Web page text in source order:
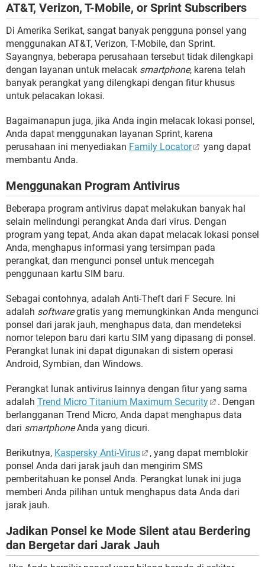
AT&T, Verizon, T-Mobile, or Sprint Subscribers
Di Amerika Serikat, sangat banyak pengguna ponsel yang
menggunakan AT&T, Verizon, T-Mobile, dan Sprint.
Sayangnya, beberapa perusahaan tersebut tidak dilengkapi
dengan layanan untuk melacak smartphone, karena telah
banyak perangkat yang dilengkapi dengan fitur khusus
untuk pelacakan lokasi.
Bagaimanapun juga, jika Anda ingin melacak lokasi ponsel,
Anda dapat menggunakan layanan Sprint, karena
perusahaan ini menyediakan Family Locator
yang dapat
membantu Anda.
Menggunakan Program Antivirus
Beberapa program antivirus dapat melakukan banyak hal
selain melindungi perangkat Anda dari virus. Dengan
program yang tepat, Anda akan dapat melacak lokasi ponsel
Anda, menghapus informasi yang tersimpan pada
perangkat, dan mengunci ponsel untuk mencegah
penggunaan kartu SIM baru.
Sebagai contohnya, adalah Anti-Theft dari F Secure. Ini
adalah softwaregratis yang memungkinkan Anda mengunci
ponsel dari jarak jauh, menghapus data, dan mendeteksi
nomor telepon baru dari kartu SIM yang dipasang di ponsel.
Perangkat lunak ini dapat digunakan di sistem operasi
Android, Symbian, dan Windows.
Perangkat lunak antivirus lainnya dengan fitur yang sama
adalah Trend Micro Titanium Maximum Security
. Dengan
berlangganan Trend Micro, Anda dapat menghapus data
dari smartphoneAnda yang dicuri.
Berikutnya, Kaspersky Anti-Virus
, yang dapat memblokir
ponsel Anda dari jarak jauh dan mengirim SMS
pemberitahuan ke ponsel Anda. Perangkat lunak ini juga
memberi Anda pilihan untuk menghapus data Anda dari
jarak jauh.
Jadikan Ponsel ke Mode Silent atau Berdering
dan Bergetar dari Jarak Jauh